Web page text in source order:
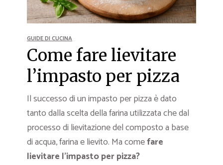
GUIDE DI CUCINA
Come fare lievitare
l’impasto per pizza
Il successo di un impasto per pizza è dato
tanto dalla scelta della farina utilizzata che dal
processo di lievitazione del composto a base
di acqua, farina e lievito. Ma comefare
lievitare l’impasto per pizza?